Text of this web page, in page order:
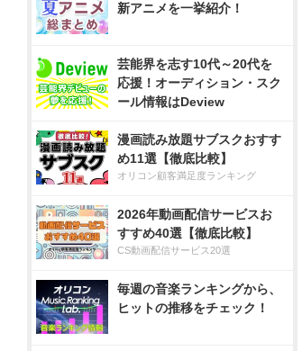
新アニメを一挙紹介！
芸能界を志す10代～20代を
応援！オーディション・スク
ール情報はDeview
漫画読み放題サブスクおすす
め11選【徹底比較】
オリコン顧客満足度ランキング
2026年動画配信サービスお
すすめ40選【徹底比較】
CS動画配信サービス20選
毎週の音楽ランキングから、
ヒットの推移をチェック！